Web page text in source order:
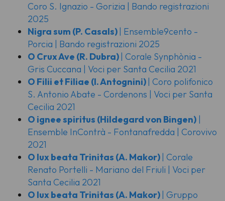
Coro S. Ignazio - Gorizia | Bando registrazioni
2025
Nigra sum (P. Casals) | Ensemble9cento -
Porcia | Bando registrazioni 2025
O Crux Ave (R. Dubra) | Corale Synphònia -
Gris Cuccana | Voci per Santa Cecilia 2021
O Filii et Filiae (I. Antognini) | Coro polifonico
S. Antonio Abate - Cordenons | Voci per Santa
Cecilia 2021
O ignee spiritus (Hildegard von Bingen) |
Ensemble InContrà - Fontanafredda | Corovivo
2021
O lux beata Trinitas (A. Makor) | Corale
Renato Portelli - Mariano del Friuli | Voci per
Santa Cecilia 2021
O lux beata Trinitas (A. Makor) | Gruppo